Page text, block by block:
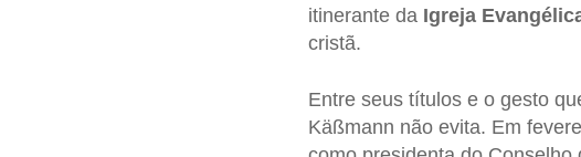
itinerante da Igreja
cristã.
Entre seus títulos e o gesto
Käßmann não evita. Em